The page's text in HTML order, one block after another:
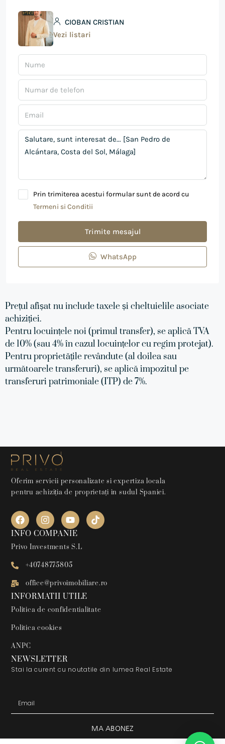
CIOBAN CRISTIAN
Vezi listari
Prin trimiterea acestui formular sunt de acord cu
Termeni si Conditii
Trimite mesajul
WhatsApp
Prețul afișat nu include taxele și cheltuielile asociate
achiziției.
Pentru locuințele noi (primul transfer), se aplică TVA
de 10% (sau 4% în cazul locuințelor cu regim protejat).
Pentru proprietățile revândute (al doilea sau
următoarele transferuri), se aplică impozitul pe
transferuri patrimoniale (ITP) de 7%.
Oferim servicii personalizate si expertiza locala
pentru achiziția de proprietați in sudul Spaniei.
INFO COMPANIE
Privo Investments S.L
+40748775805
office@privoimobiliare.ro
INFORMATII UTILE
Politica de confidentialitate
Politica cookies
ANPC
NEWSLETTER
Stai la curent cu noutatile din lumea Real Estate
MA ABONEZ